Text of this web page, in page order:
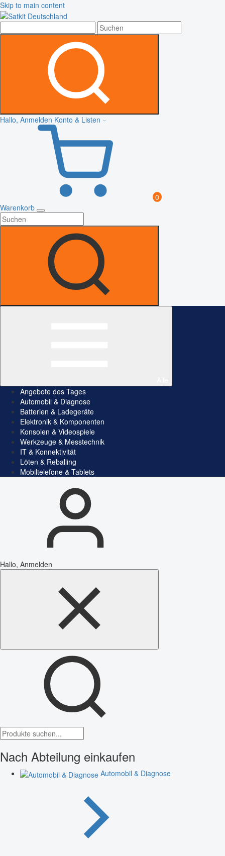
Skip to main content
Hallo, Anmelden Konto & Listen
0
Warenkorb
Angebote des Tages
Automobil & Diagnose
Batterien & Ladegeräte
Elektronik & Komponenten
Konsolen & Videospiele
Werkzeuge & Messtechnik
IT & Konnektivität
Löten & Reballing
Mobiltelefone & Tablets
Hallo, Anmelden
Nach Abteilung einkaufen
Automobil & Diagnose